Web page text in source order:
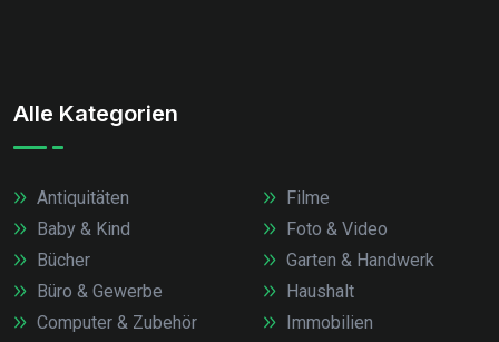
Alle Kategorien
Antiquitäten
Baby & Kind
Bücher
Büro & Gewerbe
Computer & Zubehör
Filme
Foto & Video
Garten & Handwerk
Haushalt
Immobilien